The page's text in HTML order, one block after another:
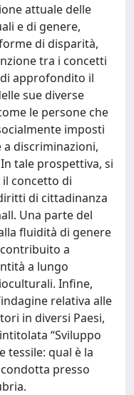
attuale delle
e di genere,
di disparità,
tra i concetti
approfondito il
sue diverse
le persone che
imposti
discriminazioni,
tale prospettiva, si
concetto di
di cittadinanza
Una parte del
fluidità di genere
a
a lungo
Infine,
relativa alle
in diversi Paesi,
“Sviluppo
tessile: qual è la
presso